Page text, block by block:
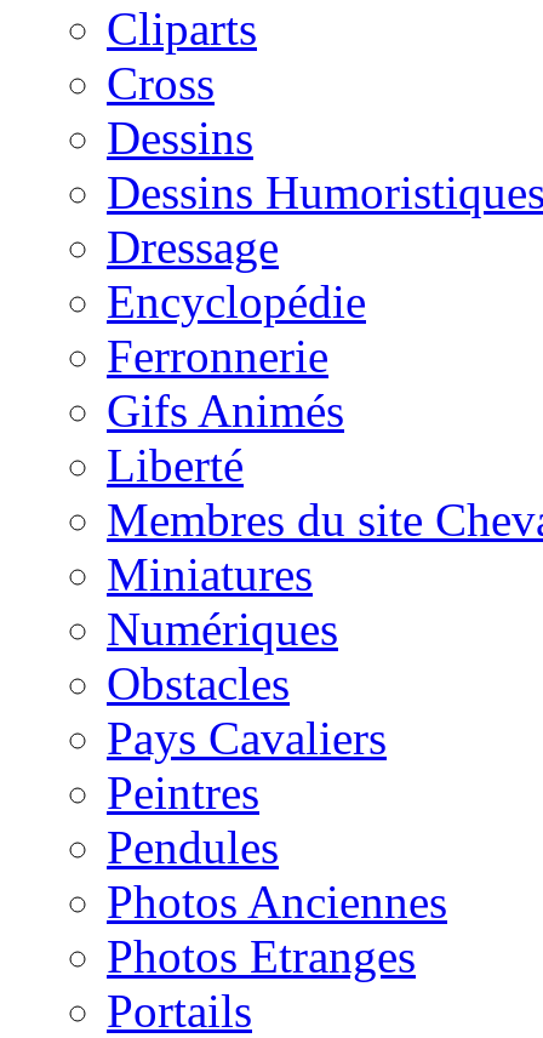
Cliparts
Cross
Dessins
Dessins
Dressage
Encyclopédie
Ferronnerie
Gifs Animés
Liberté
Membres du site
Miniatures
Numériques
Obstacles
Pays Cavaliers
Peintres
Pendules
Photos Anciennes
Photos Etranges
Portails